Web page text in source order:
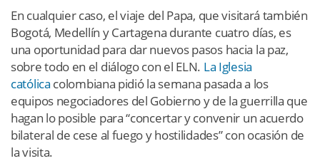
En cualquier caso, el viaje del Papa, que visitará también
Bogotá, Medellín y Cartagena durante cuatro días, es
una oportunidad para dar nuevos pasos hacia la paz,
sobre todo en el diálogo con el ELN. La Iglesia
católica colombiana pidió la semana pasada a los
equipos negociadores del Gobierno y de la guerrilla que
hagan lo posible para “concertar y convenir un acuerdo
bilateral de cese al fuego y hostilidades” con ocasión de
la visita.